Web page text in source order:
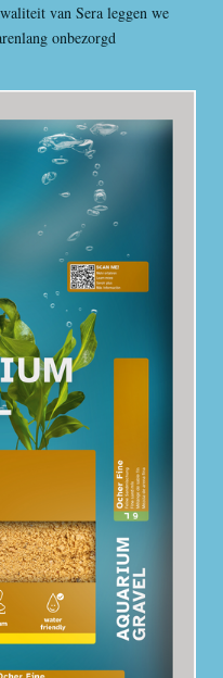
van Sera leggen we
onbezorgd